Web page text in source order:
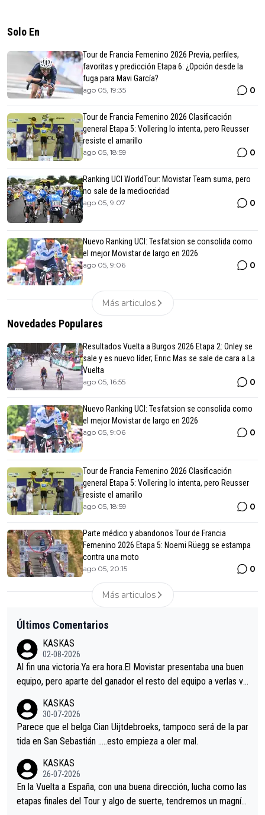
Solo En
Tour de Francia Femenino 2026 Previa, perfiles,
favoritas y predicción Etapa 6: ¿Opción desde la
fuga para Mavi García?
ago 05, 19:35 0
Tour de Francia Femenino 2026 Clasificación
general Etapa 5: Vollering lo intenta, pero Reusser
resiste el amarillo
ago 05, 18:59 0
Ranking UCI WorldTour: Movistar Team suma, pero
no sale de la mediocridad
ago 05, 9:07 0
Nuevo Ranking UCI: Tesfatsion se consolida como
el mejor Movistar de largo en 2026
ago 05, 9:06 0
Más articulos
Novedades Populares
Resultados Vuelta a Burgos 2026 Etapa 2: Onley se
sale y es nuevo líder; Enric Mas se sale de cara a La
Vuelta
ago 05, 16:55 0
Nuevo Ranking UCI: Tesfatsion se consolida como
el mejor Movistar de largo en 2026
ago 05, 9:06 0
Tour de Francia Femenino 2026 Clasificación
general Etapa 5: Vollering lo intenta, pero Reusser
resiste el amarillo
ago 05, 18:59 0
Parte médico y abandonos Tour de Francia
Femenino 2026 Etapa 5: Noemi Rüegg se estampa
contra una moto
ago 05, 20:15 0
Más articulos
Últimos Comentarios
KASKAS
02-08-2026
Al fin una victoria.Ya era hora.El Movistar presentaba una buen
equipo, pero aparte del ganador el resto del equipo a verlas ve
s.La única buena noticia es la mejoría de Enric Más en San Seb
astian.Si en la Vuelta a Burgos sigue la mejoría, podríamos ten
er alguna sorpresa en la Vuelta.Ojalá.
KASKAS
30-07-2026
Parece que el belga Cian Uijtdebroeks, tampoco será de la par
tida en San Sebastián …..esto empieza a oler mal.
KASKAS
26-07-2026
En la Vuelta a España, con una buena dirección, lucha como las
etapas finales del Tour y algo de suerte, tendremos un magnífi